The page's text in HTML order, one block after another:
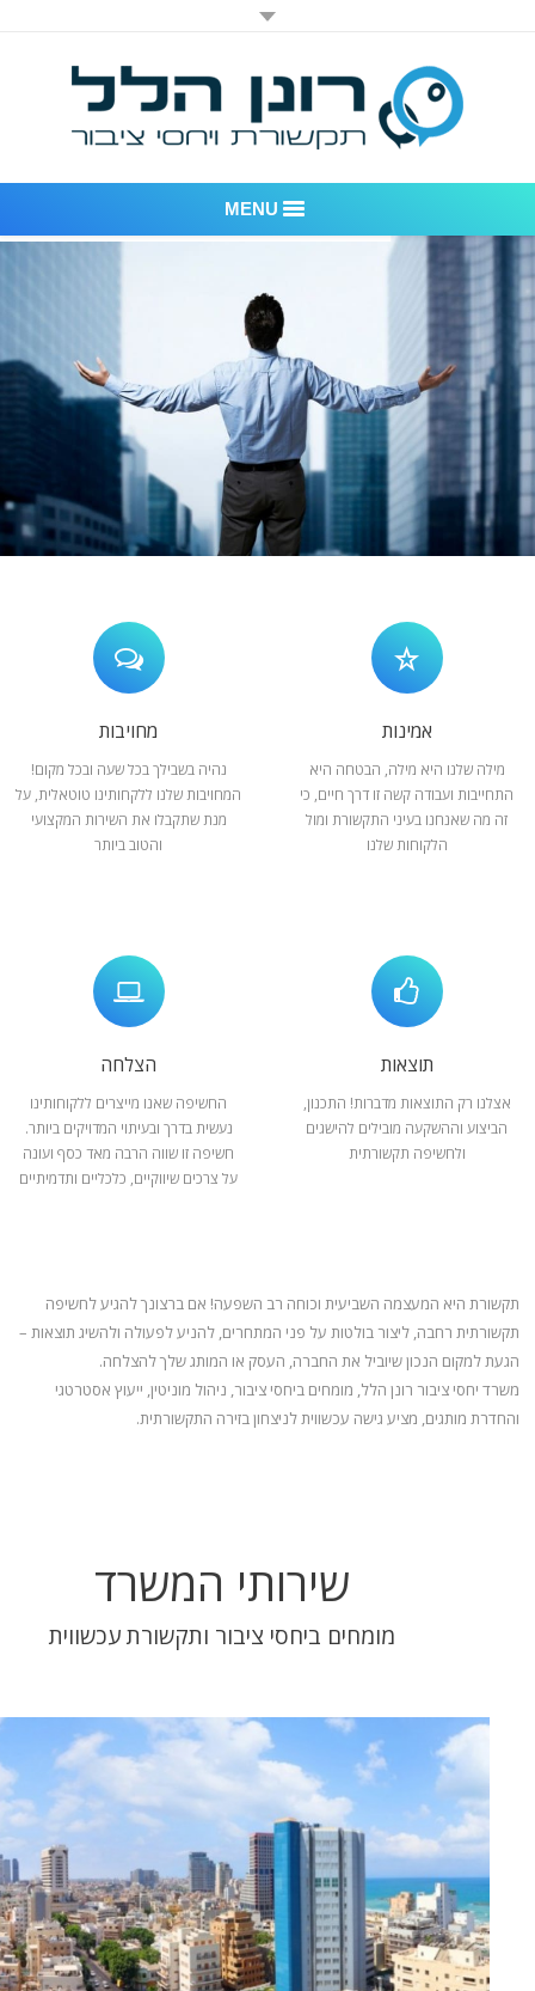
MENU
דוגמאות לעבודות שביצענו
לקוחות – משרד יחסי ציבור רונן הלל
חדר חדשות
המלצות
צור קשר
אמינות
מילה שלנו היא מילה, הבטחה היא
התחייבות ועבודה קשה זו דרך חיים, כי
זה מה שאנחנו בעיני התקשורת ומול
הלקוחות שלנו
מחויבות
נהיה בשבילך בכל שעה ובכל מקום!
המחויבות שלנו ללקחותינו טוטאלית, על
מנת שתקבלו את השירות המקצועי
והטוב ביותר
תוצאות
אצלנו רק התוצאות מדברות! התכנון,
הביצוע וההשקעה מובילים להישגים
ולחשיפה תקשורתית
הצלחה
החשיפה שאנו מייצרים ללקוחותינו
נעשית בדרך ובעיתוי המדויקים ביותר.
חשיפה זו שווה הרבה מאד כסף ועונה
על צרכים שיווקיים, כלכליים ותדמיתיים
תקשורת היא המעצמה השביעית וכוחה רב השפעה! אם ברצונך להגיע לחשיפה
תקשורתית רחבה, ליצור בולטות על פני המתחרים, להניעלפעולה ולהשיג תוצאות –
הגעת למקום הנכון שיוביל את החברה, העסק או המותג שלך להצלחה.
משרד יחסי ציבור רונן הלל, מומחים ביחסי ציבור, ניהול מוניטין, ייעוץ אסטרטגי
והחדרת מותגים, מציע גישה עכשווית לניצחון בזירה התקשורתית.
שירותי המשרד
מומחים ביחסי ציבור ותקשורת עכשווית